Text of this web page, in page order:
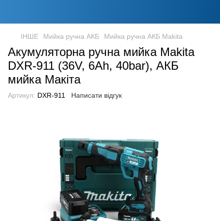
ІНШЕ Мийка ручна АКБ Мийка ручна АКБ Makita
Акумуляторна ручна мийка Makita
DXR-911 (36V, 6Ah, 40bar), АКБ
мийка Макіта
Артикул: DXR-911 Написати відгук